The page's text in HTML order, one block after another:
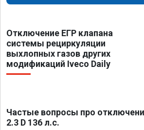
Отключение ЕГР клапана
системы рециркуляции
выхлопных газов других
модификаций Iveco Daily
Частые вопросы про
2.3 D 136 л.с.